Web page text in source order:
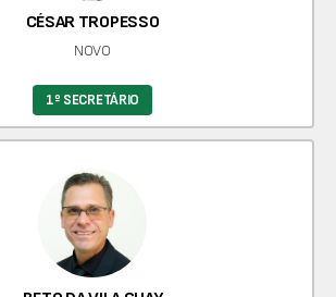
CÉSAR TROPESSO
NOVO
1º SECRETÁRIO